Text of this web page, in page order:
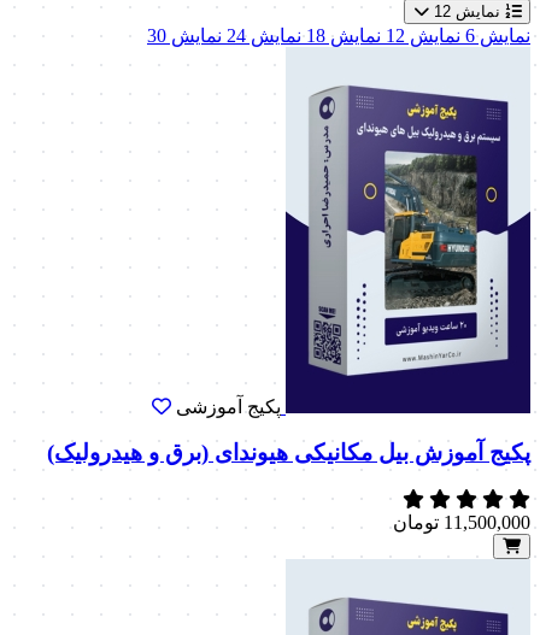
نمایش 12
نمایش 6 نمایش 12 نمایش 18 نمایش 24 نمایش 30
پکیج آموزشی
پکیج آموزش بیل مکانیکی هیوندای (برق و هیدرولیک)
11,500,000 تومان